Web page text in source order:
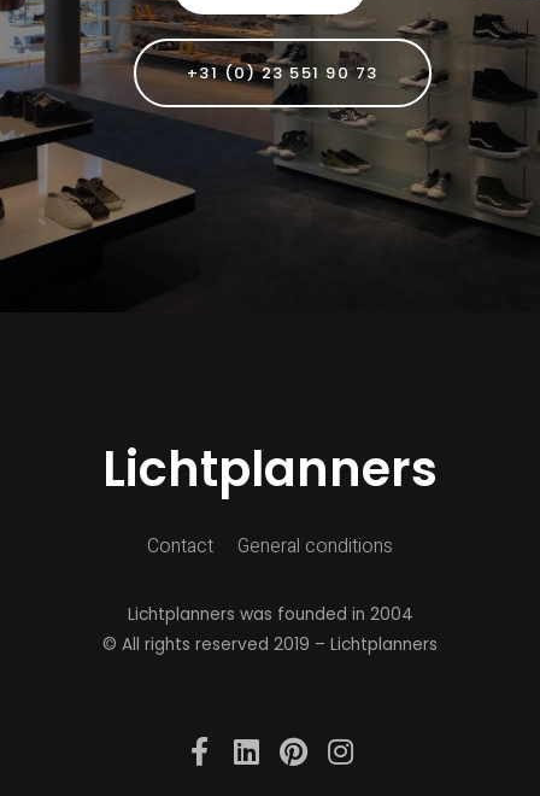
+31 (0) 23 551 90 73
Lichtplanners
Contact General conditions
Lichtplanners was founded in 2004
© All rights reserved 2019 – Lichtplanners